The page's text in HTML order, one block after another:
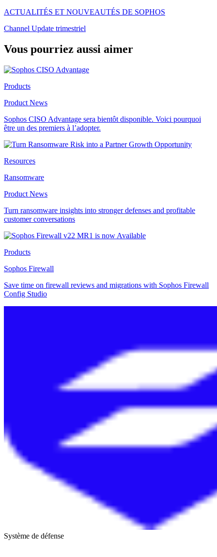
ACTUALITÉS ET NOUVEAUTÉS DE SOPHOS
Channel Update trimestriel
Vous pourriez aussi aimer
Products
Product News
Sophos CISO Advantage sera bientôt disponible. Voici pourquoi
être un des premiers à l’adopter.
Resources
Ransomware
Product News
Turn ransomware insights into stronger defenses and profitable
customer conversations
Products
Sophos Firewall
Save time on firewall reviews and migrations with Sophos Firewall
Config Studio
Système de défense